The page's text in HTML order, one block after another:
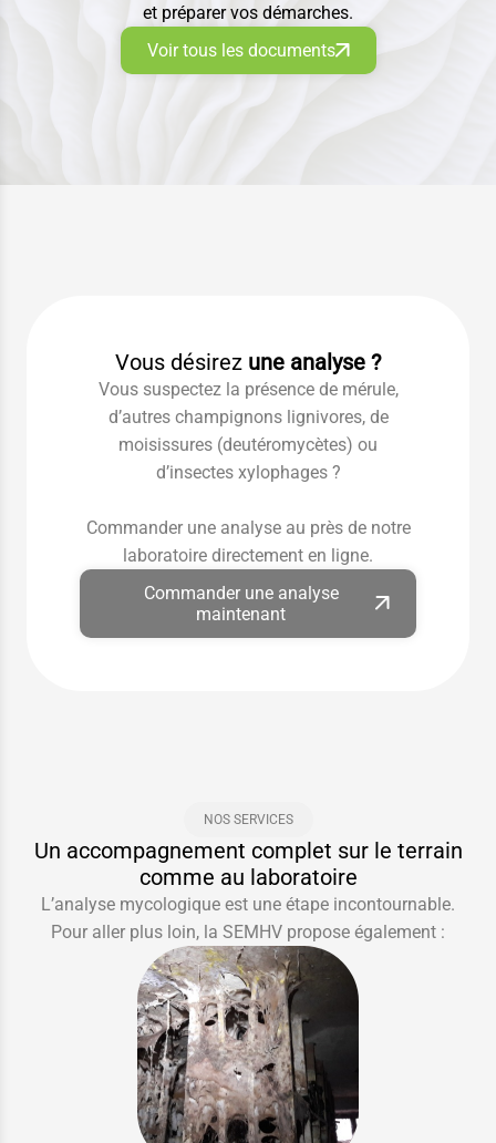
et préparer vos démarches.
Voir tous les documents
Vous désirez une analyse ?
Vous suspectez la présence de mérule,
d’autres champignons lignivores, de
moisissures (deutéromycètes) ou
d’insectes xylophages ?
Commander une analyse au près de notre
laboratoire directement en ligne.
Commander une analyse
maintenant
NOS SERVICES
Un accompagnement complet sur le terrain
comme au laboratoire
L’analyse mycologique est une étape incontournable.
Pour aller plus loin, la SEMHV propose également :